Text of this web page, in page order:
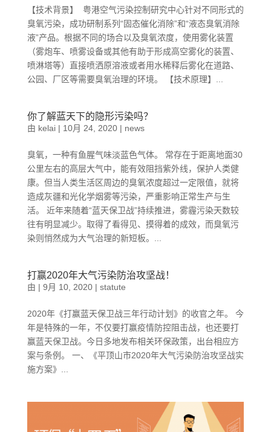
【技术背景】 粤港空气污染控制研究中心针对不同形式的
臭氧污染，成功研制系列“固态催化消除”和“液态臭氧消除
液”产品。根据不同的场合以及臭氧浓度，使用雾化装置
（雾炮车、喷雾设备或其他有助于形成高空雾化的装置、
喷淋塔等）直接喷洒原溶液或者用水稀释后雾化在道路、
公园、厂区等需要臭氧治理的环境。 【技术原理】...
你了解蓝天下的隐形污染吗？
由 kelai| 10月 24, 2020| news
臭氧，一种有鱼腥气味淡蓝色气体。 常存在于距离地面30
公里左右的高层大气中，能有效阻挡紫外线，保护人类健
康。但当人类生活区周边的臭氧浓度超过一定限值，就将
造成灰疆和光化学烟雾等污染，严重影响正常生产与生
活。 近年来随着“蓝天保卫战”持续推进，雾霾污染天数较
往有明显减少。取得了看得见、摸得着的成效，而臭氧污
染则悄然成为大气治理的新短板。...
打赢2020年大气污染防治攻坚战！
由 | 9月 10, 2020| statute
2020年《打赢蓝天保卫战三年行动计划》的收官之年。 今
年是特殊的一年，不仅要打赢疫情防控阻击战，也还要打
赢蓝天保卫战。今日多地发布相关环保政策，出台相应方
案与条例。 一、《平顶山市2020年大气污染防治攻坚战实
施方案》...